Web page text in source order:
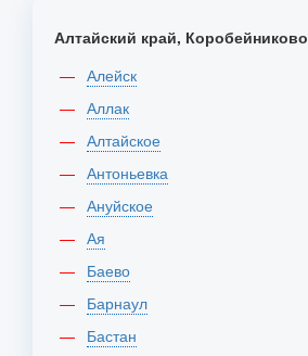
Алтайский край, Коробейниково
Алейск
Аллак
Алтайское
Антоньевка
Ануйское
Ая
Баево
Барнаул
Бастан